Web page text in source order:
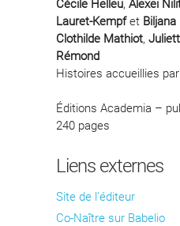
Cécile Helleu, Alexei
Lauret-Kempfet
Clothilde Mathiot,
Rémond
Histoires accueillies par
Éditions Academia –
240 pages
Liens externes
Site de l'éditeur
Co-Naître sur Babelio